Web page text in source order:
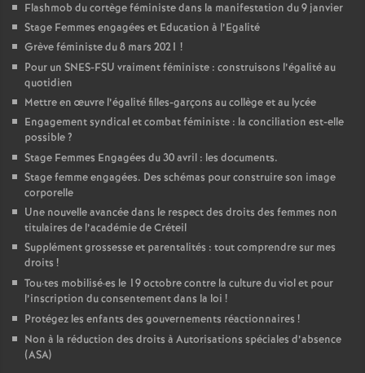
Flashmob du cortège féministe dans la manifestation du 9 janvier
Stage Femmes engagées et Education à l’Egalité
Grève féministe du 8 mars 2021 !
Pour un SNES-FSU vraiment féministe : construisons l’égalité au
quotidien
Mettre en œuvre l’égalité filles-garçons au collège et au lycée
Engagement syndical et combat féministe : la conciliation est-elle
possible?
Stage Femmes Engagées du 30 avril : les documents.
Stage femme engagées. Des schémas pour construire son image
corporelle
Une nouvelle avancée dans le respect des droits des femmes non
titulaires de l’académie de Créteil
Supplément grossesse et parentalités : tout comprendre sur mes
droits !
Tou·tes mobilisé·es le 19 octobre contre la culture du viol et pour
l’inscription du consentement dans la loi !
Protégez les enfants des gouvernements réactionnaires !
Non à la réduction des droits à Autorisations spéciales d’absence
(ASA)